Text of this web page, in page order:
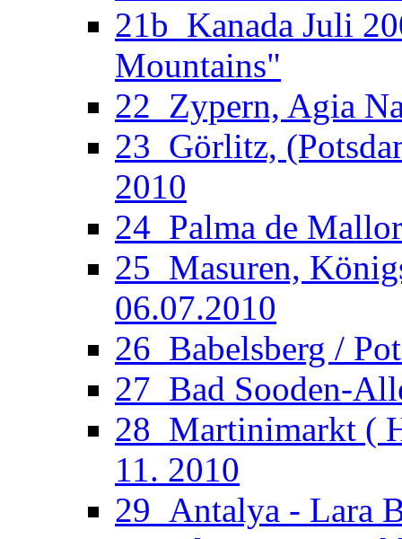
21b_Kanada Juli
Mountains"
22_Zypern, Agia
23_Görlitz,
2010
24_Palma de
25_Masuren,
06.07.2010
26_Babelsberg /
27_Bad Sooden-
28_Martinimarkt (
11. 2010
29_Antalya - Lara